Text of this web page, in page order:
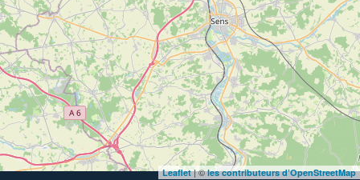
Leaflet| ©les contributeurs d’OpenStreetMap